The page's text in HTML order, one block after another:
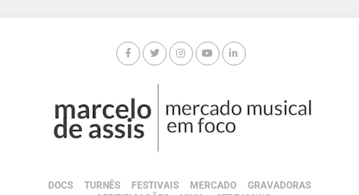
DOCS TURNÊS FESTIVAIS MERCADO
GRAVADORAS